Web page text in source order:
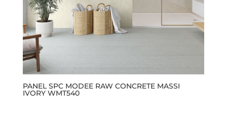
la
página
de
producto
PANEL SPC MODEE RAW CONCRETE MASSI
IVORY WMT540